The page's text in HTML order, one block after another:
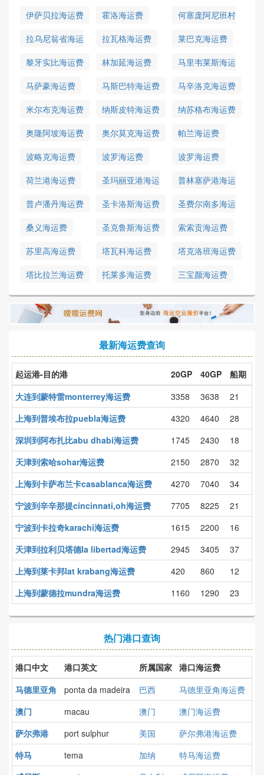
伊萨贝拉海运费
霍洛海运费
何塞庞阿尼班村
海运费
拉乌尼翁省海运
拉瓦格海运费
莱巴克海运费
黎牙实比海运费
林加延海运费
马里韦莱斯海运
马萨豪海运费 马斯巴特海运费
马辛洛克海运费
米尔布克海运费
纳斯皮特海运费
纳苏格布海运费
奥隆阿坡海运费
奥尔莫克海运费
帕兰海运费
波略克海运费
波罗海运费
波罗海运费
荷兰港海运费
圣玛丽亚港海运
普林塞萨港海运
普卢潘丹海运费 圣卡洛斯海运费
圣费尔南多海运
桑义海运费 圣克鲁斯海运费
索索贡海运费
苏里高海运费
塔瓦科海运费
塔克洛班海运费
塔比拉兰海运费
托莱多海运费 三宝颜海运费
最新海运费查询
起运港-目的港 20GP 40GP
船期
大连到蒙特雷monterrey海运费
3358 3638
21
上海到普埃布拉puebla海运费
4320 4640
28
深圳到阿布扎比abu dhabi海运费
1745 2430
18
天津到索哈sohar海运费
2150 2870
32
上海到卡萨布兰卡casablanca海运费
4270 7040
34
宁波到辛辛那提cincinnati,oh海运费
7705 8225
21
宁波到卡拉奇karachi海运费
1615 2200
16
天津到拉利贝塔德la libertad海运费
2945 3405
37
上海到莱卡邦lat krabang海运费
420 860
12
上海到蒙德拉mundra海运费
1160 1290 23
热门港口查询
港口中文 港口英文 所属国家 港口海运费
马德里亚角
ponta da madeira 巴西
马德里亚角海运费
澳门
macau 澳门
澳门海运费
萨尔弗港
port sulphur 美国
萨尔弗港海运费
特马
tema 加纳
特马海运费